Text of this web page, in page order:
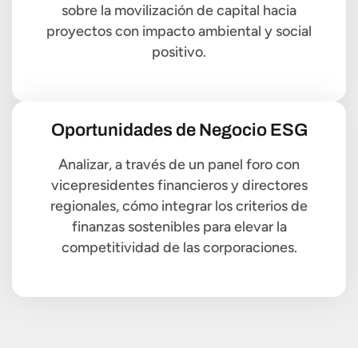
sobre la movilización de capital hacia
proyectos con impacto ambiental y social
positivo.
Oportunidades de Negocio ESG
Analizar, a través de un panel foro con
vicepresidentes financieros y directores
regionales, cómo integrar los criterios de
finanzas sostenibles para elevar la
competitividad de las corporaciones.